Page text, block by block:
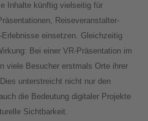
Inhalte künftig vielseitig für
Reiseveranstalter-
einsetzen. Gleichzeitig
Bei einer VR-Präsentation im
viele Besucher erstmals Orte ihrer
unterstreicht nicht nur den
die Bedeutung digitaler Projekte
Sichtbarkeit.